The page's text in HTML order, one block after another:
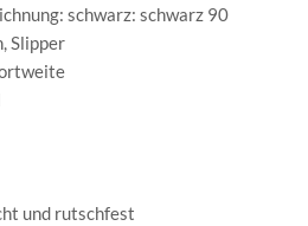
schwarz: schwarz 90
Slipper
und rutschfest